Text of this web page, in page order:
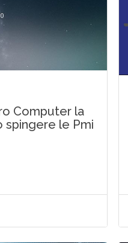
Computer la
spingere le Pmi